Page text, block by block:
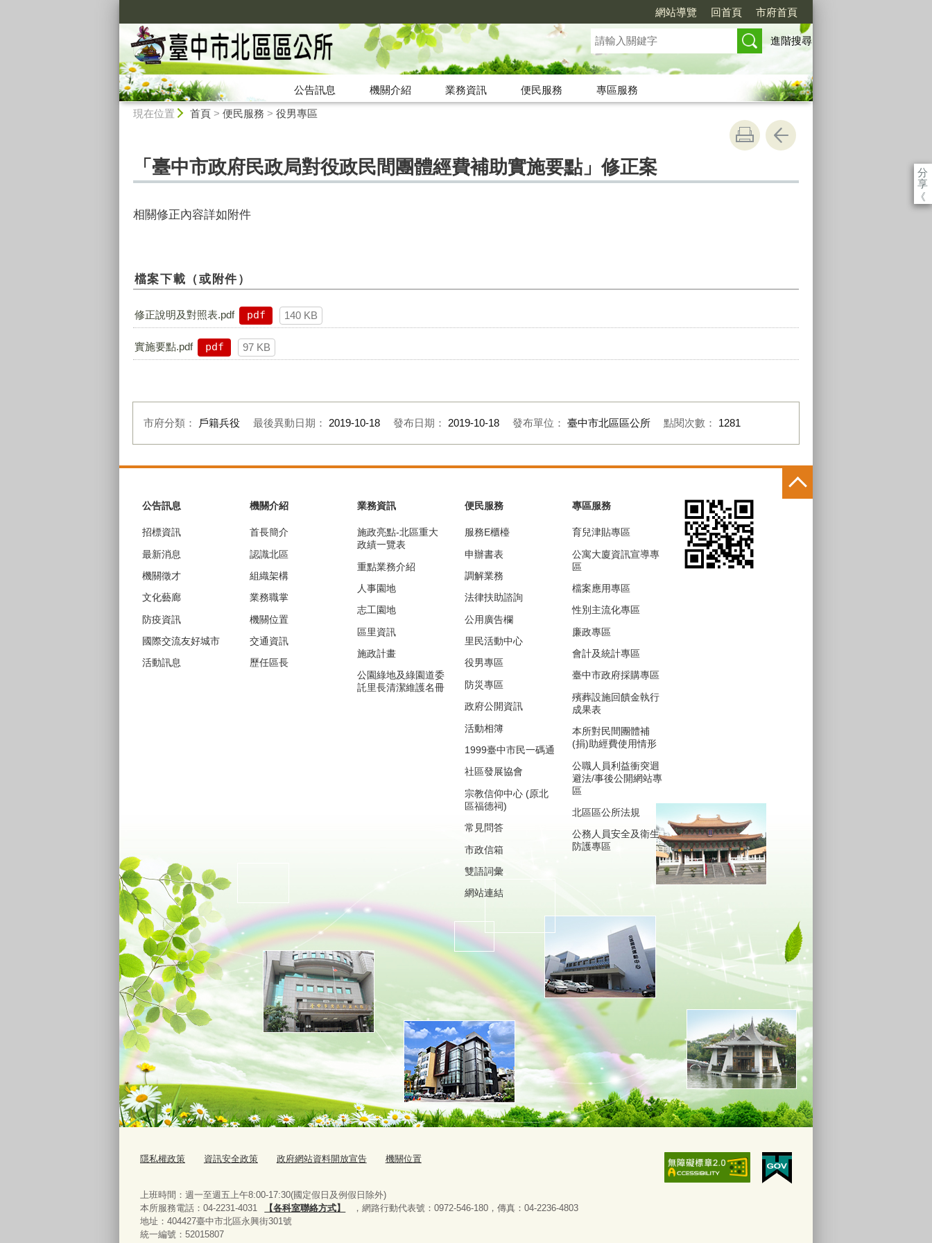
網站導覽 回首頁 市府首頁
進階搜尋
公告訊息 機關介紹 業務資訊 便民服務
專區服務
現在位置 首頁> 便民服務 > 役男專區
分
享
《
「臺中市政府民政局對役政民間團體經費補助實施要點」修正案
相關修正內容詳如附件
檔案下載（或附件）
修正說明及對照表.pdf pdf 140 KB
實施要點.pdf pdf 97 KB
市府分類： 戶籍兵役 最後異動日期： 2019-10-18 發布日期： 2019-10-18 發布單位： 臺中市北區區公所 點閱次數： 1281
公告訊息
招標資訊
最新消息
機關徵才
文化藝廊
防疫資訊
國際交流友好城市
活動訊息
機關介紹
首長簡介
認識北區
組織架構
業務職掌
機關位置
交通資訊
歷任區長
業務資訊
施政亮點-北區重大
政績一覽表
重點業務介紹
人事園地
志工園地
區里資訊
施政計畫
公園綠地及綠園道委
託里長清潔維護名冊
便民服務
服務E櫃檯
申辦書表
調解業務
法律扶助諮詢
公用廣告欄
里民活動中心
役男專區
防災專區
政府公開資訊
活動相簿
1999臺中市民一碼通
社區發展協會
宗教信仰中心 (原北
區福德祠)
常見問答
市政信箱
雙語詞彙
網站連結
專區服務
育兒津貼專區
公寓大廈資訊宣導專
區
檔案應用專區
性別主流化專區
廉政專區
會計及統計專區
臺中市政府採購專區
殯葬設施回饋金執行
成果表
本所對民間團體補
(捐)助經費使用情形
公職人員利益衝突迴
避法/事後公開網站專
區
北區區公所法規
公務人員安全及衛生
防護專區
隱私權政策 資訊安全政策 政府網站資料開放宣告 機關位置
上班時間：週一至週五上午8:00-17:30(國定假日及例假日除外)
本所服務電話：04-2231-4031
【各科室聯絡方式】 ，網路行動代表號：0972-546-180， 傳真：04-2236-4803
地址：404427臺中市北區永興街301號
統一編號：52015807